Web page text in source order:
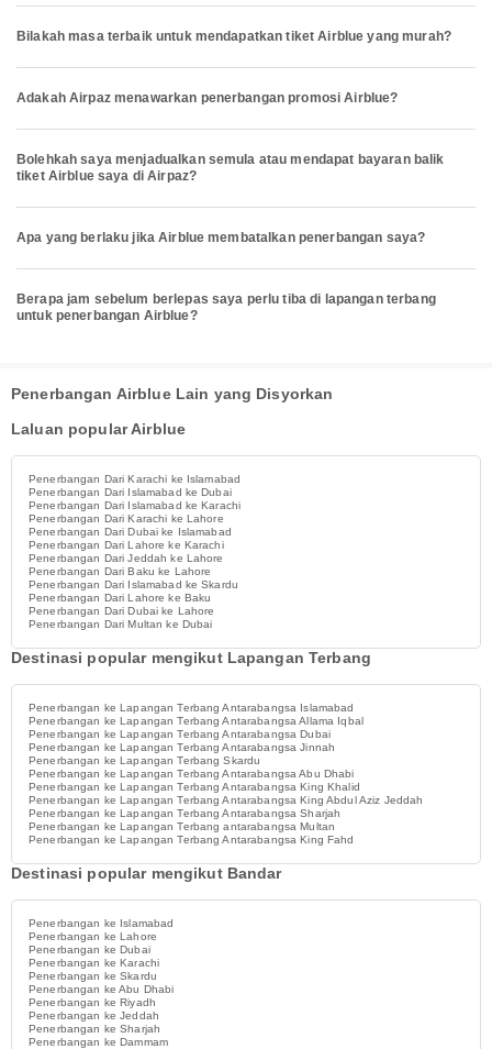
Bilakah masa terbaik untuk mendapatkan tiket Airblue yang murah?
Adakah Airpaz menawarkan penerbangan promosi Airblue?
Bolehkah saya menjadualkan semula atau mendapat bayaran balik
tiket Airblue saya di Airpaz?
Apa yang berlaku jika Airblue membatalkan penerbangan saya?
Berapa jam sebelum berlepas saya perlu tiba di lapangan terbang
untuk penerbangan Airblue?
Penerbangan Airblue Lain yang Disyorkan
Laluan popular Airblue
Penerbangan Dari Karachi ke Islamabad
Penerbangan Dari Islamabad ke Dubai
Penerbangan Dari Islamabad ke Karachi
Penerbangan Dari Karachi ke Lahore
Penerbangan Dari Dubai ke Islamabad
Penerbangan Dari Lahore ke Karachi
Penerbangan Dari Jeddah ke Lahore
Penerbangan Dari Baku ke Lahore
Penerbangan Dari Islamabad ke Skardu
Penerbangan Dari Lahore ke Baku
Penerbangan Dari Dubai ke Lahore
Penerbangan Dari Multan ke Dubai
Destinasi popular mengikut Lapangan Terbang
Penerbangan ke Lapangan Terbang Antarabangsa Islamabad
Penerbangan ke Lapangan Terbang Antarabangsa Allama Iqbal
Penerbangan ke Lapangan Terbang Antarabangsa Dubai
Penerbangan ke Lapangan Terbang Antarabangsa Jinnah
Penerbangan ke Lapangan Terbang Skardu
Penerbangan ke Lapangan Terbang Antarabangsa Abu Dhabi
Penerbangan ke Lapangan Terbang Antarabangsa King Khalid
Penerbangan ke Lapangan Terbang Antarabangsa King Abdul Aziz Jeddah
Penerbangan ke Lapangan Terbang Antarabangsa Sharjah
Penerbangan ke Lapangan Terbang antarabangsa Multan
Penerbangan ke Lapangan Terbang Antarabangsa King Fahd
Destinasi popular mengikut Bandar
Penerbangan ke Islamabad
Penerbangan ke Lahore
Penerbangan ke Dubai
Penerbangan ke Karachi
Penerbangan ke Skardu
Penerbangan ke Abu Dhabi
Penerbangan ke Riyadh
Penerbangan ke Jeddah
Penerbangan ke Sharjah
Penerbangan ke Dammam